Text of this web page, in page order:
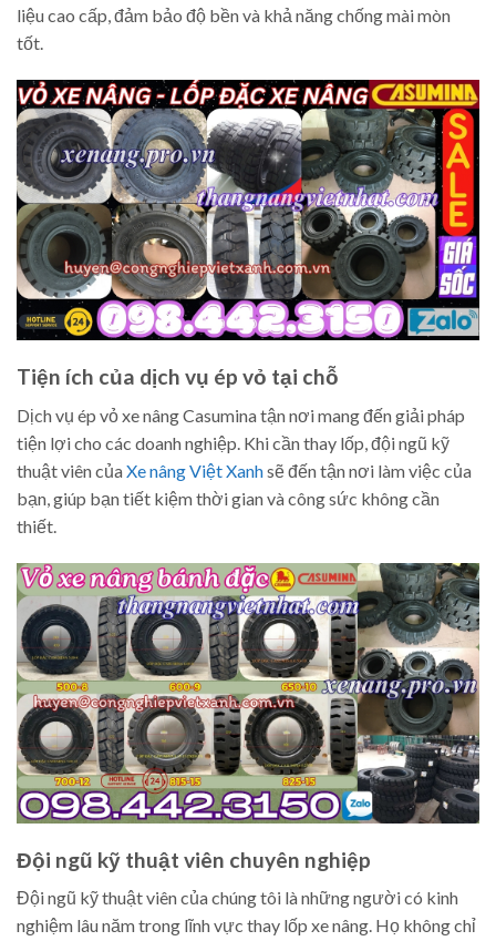
liệu cao cấp, đảm bảo độ bền và khả năng chống mài mòn
tốt.
Tiện ích của dịch vụ ép vỏ tại chỗ
Dịch vụ ép vỏ xe nâng Casumina tận nơi mang đến giải pháp
tiện lợi cho các doanh nghiệp. Khi cần thay lốp, đội ngũ kỹ
thuật viên củaXe nâng Việt Xanhsẽ đến tận nơi làm việc của
bạn, giúp bạn tiết kiệm thời gian và công sức không cần
thiết.
Đội ngũ kỹ thuật viên chuyên nghiệp
Đội ngũ kỹ thuật viên của chúng tôi là những người có kinh
nghiệm lâu năm trong lĩnh vực thay lốp xe nâng. Họ không chỉ